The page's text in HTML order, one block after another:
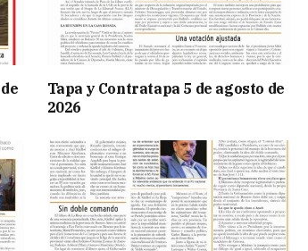
Tapa y Contratapa 5 de agosto de
2026